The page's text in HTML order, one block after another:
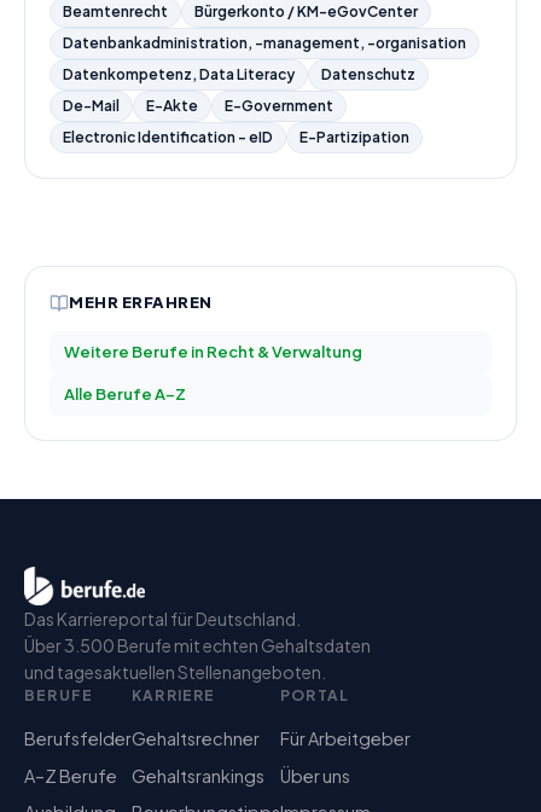
Beamtenrecht
Bürgerkonto / KM-eGovCenter
Datenbankadministration, -management, -organisation
Datenkompetenz, Data Literacy
Datenschutz
De-Mail
E-Akte
E-Government
Electronic Identification - eID
E-Partizipation
MEHR ERFAHREN
Weitere Berufe in Recht & Verwaltung
Alle Berufe A–Z
Das Karriereportal für Deutschland.
Über 3.500 Berufe mit echten Gehaltsdaten
und tagesaktuellen Stellenangeboten.
BERUFE
Berufsfelder
A–Z Berufe
KARRIERE
Gehaltsrechner
Gehaltsrankings
PORTAL
Für Arbeitgeber
Über uns